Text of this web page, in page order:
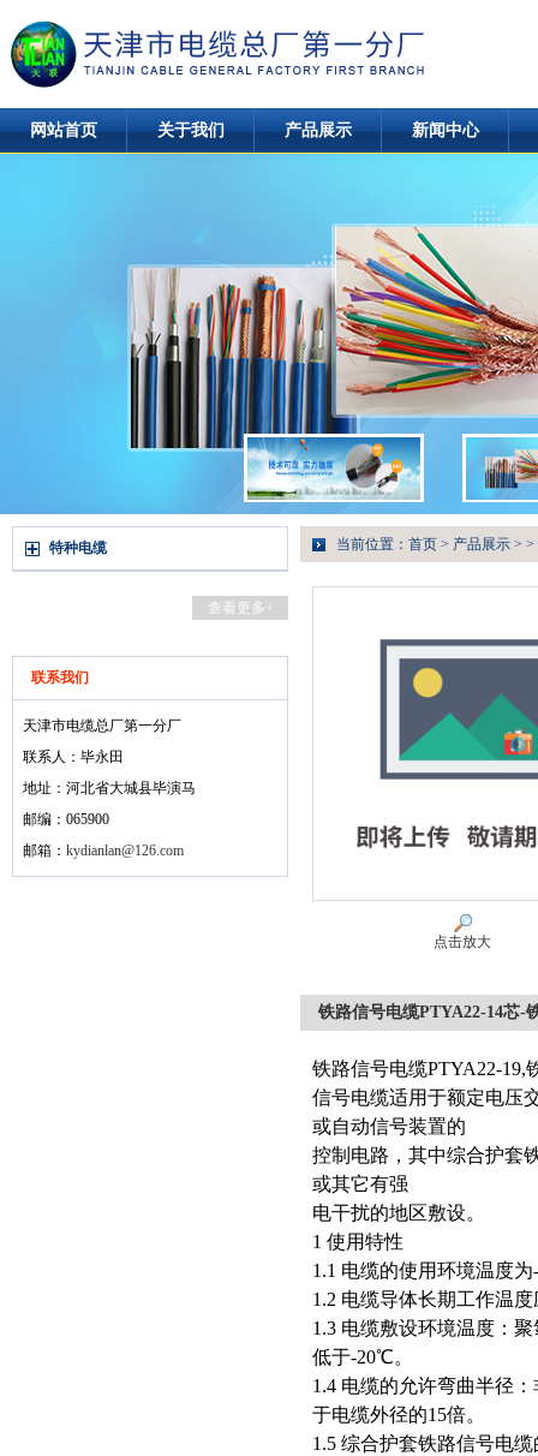
网站首页 关于我们 产品展示 新闻中心
特种电缆
查看更多+
联系我们
天津市电缆总厂第一分厂
联系人：毕永田
地址：河北省大城县毕演马
邮编：065900
邮箱： kydianlan@126.com
当前位置： 首页 > 产品展示 > >
点击放大
铁路信号电缆PTYA22-14芯-
铁路信号电缆PTYA22-19,
信号电缆适用于额定电压
或自动信号装置的
控制电路，其中综合护套
或其它有强
电干扰的地区敷设。
1 使用特性
1.1 电缆的使用环境温度
1.2 电缆导体长期工作温
1.3 电缆敷设环境温度：
低于-20℃。
1.4 电缆的允许弯曲半径
于电缆外径的15倍。
1.5 综合护套铁路信号电